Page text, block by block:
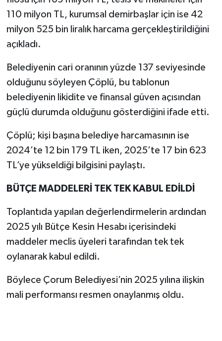
110 milyon TL, kurumsal demirbaşlar için ise 42
milyon 525 bin liralık harcama gerçekleştirildiğini
açıkladı.
Belediyenin cari oranının yüzde 137 seviyesinde
olduğunu söyleyen Çöplü, bu tablonun
belediyenin likidite ve finansal güven açısından
güçlü durumda olduğunu gösterdiğini ifade etti.
Çöplü; kişi başına belediye harcamasının ise
2024’te 12 bin 179 TL iken, 2025’te 17 bin 623
TL’ye yükseldiği bilgisini paylaştı.
BÜTÇE MADDELERİ TEK TEK KABUL EDİLDİ
Toplantıda yapılan değerlendirmelerin ardından
2025 yılı Bütçe Kesin Hesabı içerisindeki
maddeler meclis üyeleri tarafından tek tek
oylanarak kabul edildi.
Böylece Çorum Belediyesi’nin 2025 yılına ilişkin
mali performansı resmen onaylanmış oldu.